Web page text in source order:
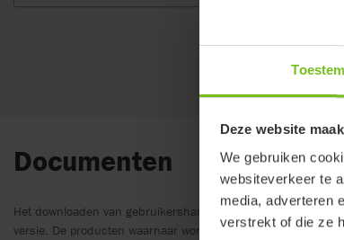
Deze website
We gebruiken
websiteverkeer te
media, adverteren
verstrekt of die ze
Documenten
Het downloaden van gebruikershandleidingen is alleen
versie. De producten waarnaar wordt verwezen kunnen